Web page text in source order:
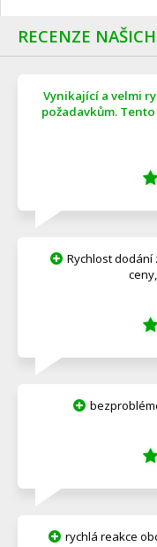
RECENZE
Vynikající a velmi
požadavkům.
Rychlost dodání
rychlá reakce